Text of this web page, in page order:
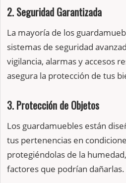
2. Seguridad Garantizada
La mayoría de los
sistemas de seguridad
vigilancia, alarmas y accesos
asegura la protección de tus
3. Protección de Objetos
Los guardamuebles están
tus pertenencias en
protegiéndolas de la
factores que podrían dañarlas.